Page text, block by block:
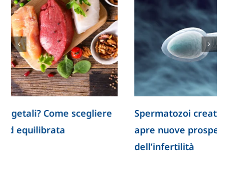
Spermatozoi creati in laboratorio: la ricerca
apre nuove prospettive per lo studio